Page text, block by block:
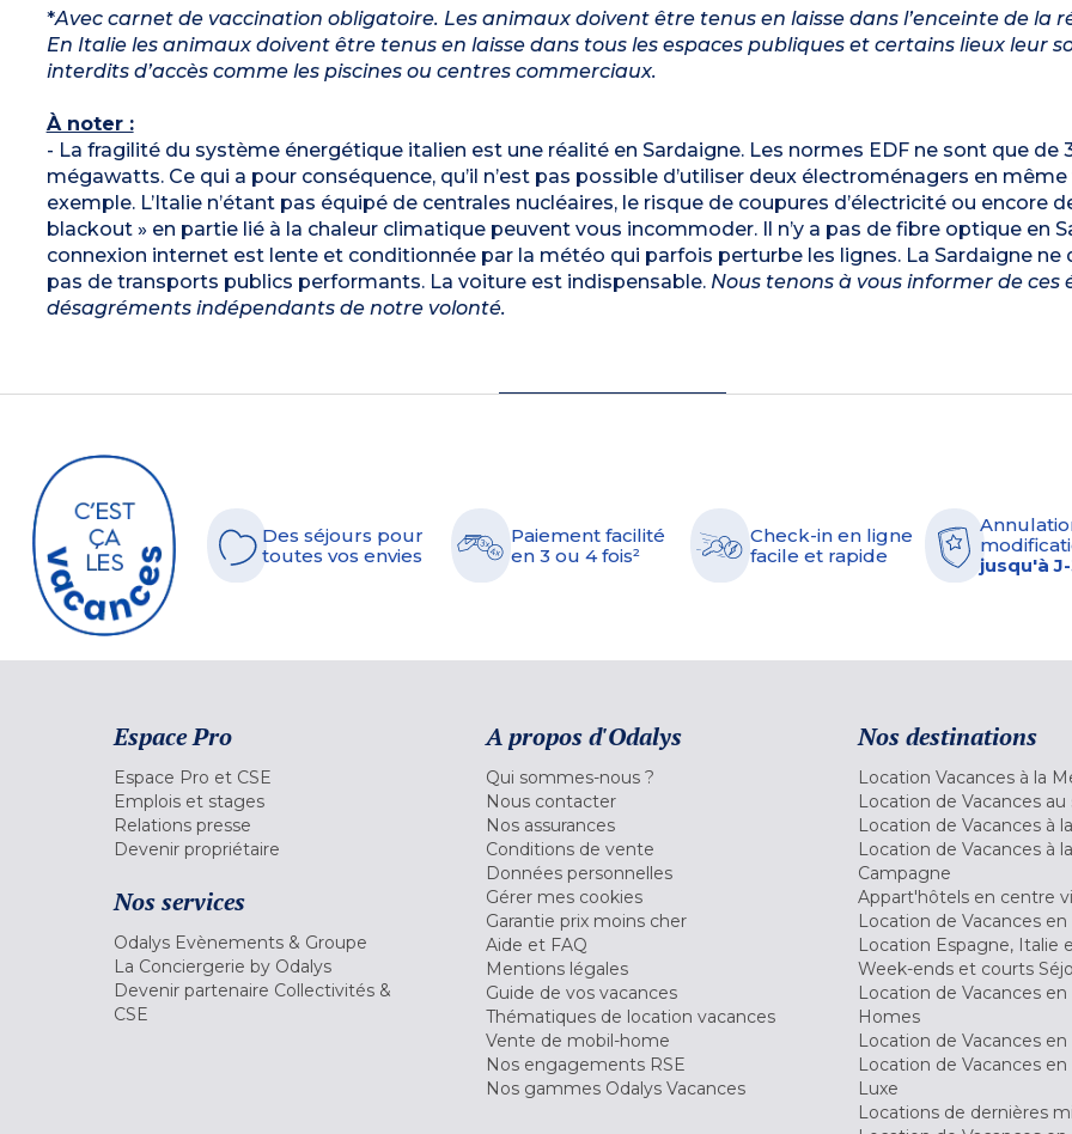
*Avec carnet de vaccination obligatoire. Les animaux doivent être tenus en laisse dans l’enceinte de la
En Italie les animaux doivent être tenus en laisse dans tous les espaces publiques et certains lieux leur
interdits d’accès comme les piscines ou centres commerciaux.
À noter :
- La fragilité du système énergétique italien est une réalité en Sardaigne. Les normes EDF ne sont que de
mégawatts. Ce qui a pour conséquence, qu’il n’est pas possible d’utiliser deux électroménagers en
exemple. L’Italie n’étant pas équipé de centrales nucléaires, le risque de coupures d’électricité ou encore
blackout » en partie lié à la chaleur climatique peuvent vous incommoder. Il n’y a pas de fibre optique en
connexion internet est lente et conditionnée par la météo qui parfois perturbe les lignes. La Sardaigne ne
pas de transports publics performants. La voiture est indispensable. Nous tenons à vous informer de ces
désagréments indépendants de notre volonté.
Des séjours pour
toutes vos envies
Paiement facilité
en 3 ou 4 fois²
Check-in en ligne
facile et rapide
jusqu'à
Espace Pro
Espace Pro et CSE
Emplois et stages
Relations presse
Devenir propriétaire
Nos services
Odalys Evènements & Groupe
La Conciergerie by Odalys
Devenir partenaire Collectivités &
CSE
A propos d'Odalys
Qui sommes-nous ?
Nous contacter
Nos assurances
Conditions de vente
Données personnelles
Gérer mes cookies
Garantie prix moins cher
Aide et FAQ
Mentions légales
Guide de vos vacances
Thématiques de location vacances
Vente de mobil-home
Nos engagements RSE
Nos gammes Odalys Vacances
Nos destinations
Location Vacances à la
Location de Vacances au
Location de Vacances à
Location de Vacances à la
Campagne
Appart'hôtels en centre
Location de Vacances en
Location Espagne, Italie
Week-ends et courts
Location de Vacances en
Homes
Location de Vacances en
Location de Vacances en
Luxe
Locations de dernières